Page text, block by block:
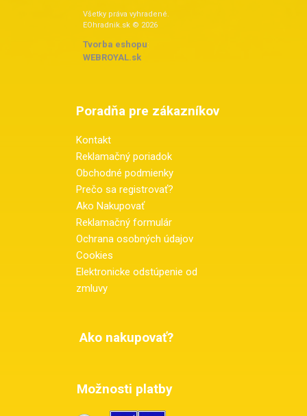
Všetky práva vyhradené.
EOhradnik.sk © 2026
Tvorba eshopu:
WEBROYAL.sk
Poradňa pre zákazníkov
Kontakt
Reklamačný poriadok
Obchodné podmienky
Prečo sa registrovať?
Ako Nakupovať
Reklamačný formulár
Ochrana osobných údajov
Cookies
Elektronicke odstúpenie od
zmluvy
Ako nakupovať?
Možnosti platby